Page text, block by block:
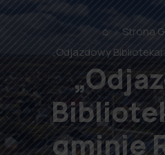
⌂
Strona
„Odjazdowy
gminie